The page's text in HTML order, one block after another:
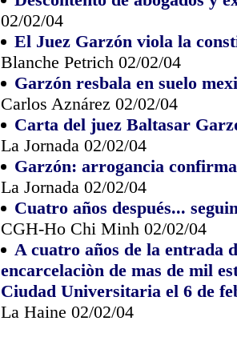
02/02/04
El Juez Garzón viola la
Blanche Petrich 02/02/04
Garzón resbala en suelo
Carlos Aznárez 02/02/04
Carta del juez Baltasar
La Jornada 02/02/04
Garzón: arrogancia
La Jornada 02/02/04
Cuatro años después...
CGH-Ho Chi Minh 02/02/04
A cuatro años de la entrada
encarcelaciòn de mas de mil
Ciudad Universitaria el 6 de
La Haine 02/02/04